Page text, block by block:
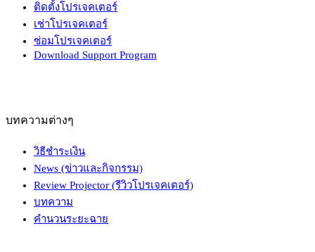
ติดตั้งโปรเจคเตอร์
เช่าโปรเจคเตอร์
ซ่อมโปรเจคเตอร์
Download Support Program
บทความต่างๆ
วิธีชำระเงิน
News (ข่าวและกิจกรรม)
Review Projector (รีวิวโปรเจคเตอร์)
บทความ
คำนวนระยะฉาย